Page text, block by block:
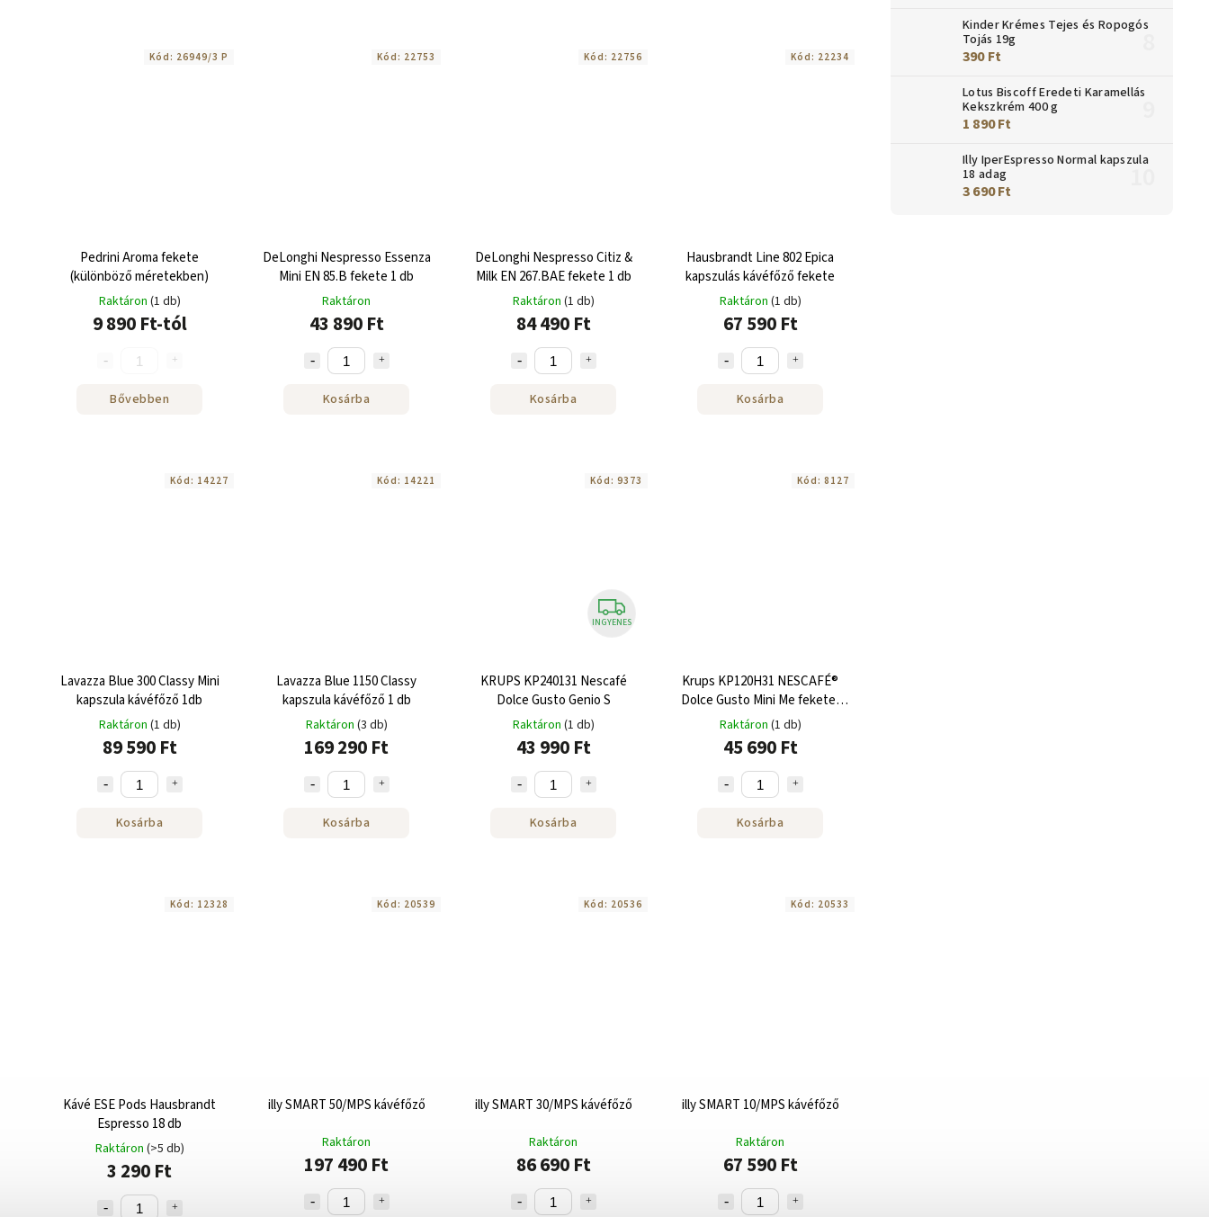
Kinder Krémes Tejes és Ropogós
Tojás 19g
390 Ft
Lotus Biscoff Eredeti Karamellás
Kekszkrém 400 g
1 890 Ft
Illy IperEspresso Normal kapszula
18 adag
3 690 Ft
Pedrini Aroma fekete
(különböző méretekben)
Raktáron (1 db)
9 890 Ft-tól
Bővebben
Kód: 26949/3 P
DeLonghi Nespresso Essenza
Mini EN 85.B fekete 1 db
Raktáron
43 890 Ft
Kosárba
Kód: 22753
DeLonghi Nespresso Citiz &
Milk EN 267.BAE fekete 1 db
Raktáron (1 db)
84 490 Ft
Kosárba
Kód: 22756
Hausbrandt Line 802 Epica
kapszulás kávéfőző fekete
Raktáron (1 db)
67 590 Ft
Kosárba
Kód: 22234
Lavazza Blue 300 Classy Mini
kapszula kávéfőző 1db
Raktáron (1 db)
89 590 Ft
Kosárba
Kód: 14227
Lavazza Blue 1150 Classy
kapszula kávéfőző 1 db
Raktáron (3 db)
169 290 Ft
Kosárba
Kód: 14221
INGYENES
KRUPS KP240131 Nescafé
Dolce Gusto Genio S
Raktáron (1 db)
43 990 Ft
Kosárba
Kód: 9373
Krups KP120H31 NESCAFÉ®
Dolce Gusto Mini Me fekete-
piros
Raktáron (1 db)
45 690 Ft
Kosárba
Kód: 8127
Kávé ESE Pods Hausbrandt
Espresso 18 db
Raktáron (>5 db)
3 290 Ft
Kód: 12328
illy SMART 50/MPS kávéfőző
Raktáron
197 490 Ft
Kód: 20539
illy SMART 30/MPS kávéfőző
Raktáron
86 690 Ft
Kód: 20536
illy SMART 10/MPS kávéfőző
Raktáron
67 590 Ft
Kód: 20533